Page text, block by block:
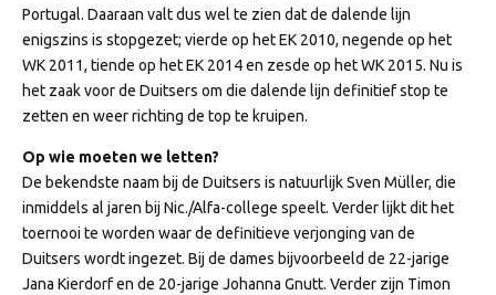
Portugal. Daaraan valt dus wel te zien dat de dalende lijn
enigszins is stopgezet; vierde op het EK 2010, negende op het
WK 2011, tiende op het EK 2014 en zesde op het WK 2015. Nu is
het zaak voor de Duitsers om die dalende lijn definitief stop te
zetten en weer richting de top te kruipen.
Op wie moeten we letten?
De bekendste naam bij de Duitsers is natuurlijk Sven Müller, die
inmiddels al jaren bij Nic./Alfa-college speelt. Verder lijkt dit het
toernooi te worden waar de definitieve verjonging van de
Duitsers wordt ingezet. Bij de dames bijvoorbeeld de 22-jarige
Jana Kierdorf en de 20-jarige Johanna Gnutt. Verder zijn Timon